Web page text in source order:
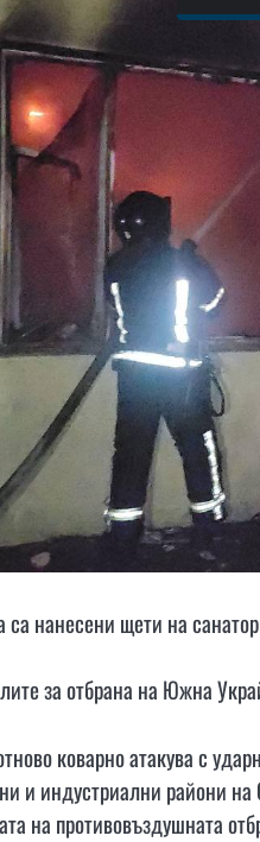
са нанесени щети на
за отбрана на Южна
коварно атакува с
и индустриални райони на
на противовъздушната